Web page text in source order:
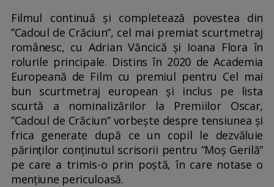
Filmul continuă și completează povestea din
”Cadoul de Crăciun”, cel mai premiat scurtmetraj
românesc, cu Adrian Văncică și Ioana Flora în
rolurile principale. Distins în 2020 de Academia
Europeană de Film cu premiul pentru Cel mai
bun scurtmetraj european și inclus pe lista
scurtă a nominalizărilor la Premiilor Oscar,
”Cadoul de Crăciun” vorbește despre tensiunea și
frica generate după ce un copil le dezvăluie
părinților conținutul scrisorii pentru ”Moș Gerilă”
pe care a trimis-o prin poștă, în care notase o
mențiune periculoasă.